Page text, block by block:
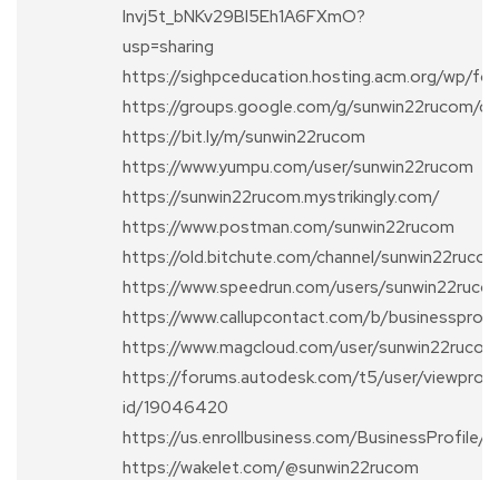
lnvj5t_bNKv29BI5Eh1A6FXmO?
usp=sharing
https://sighpceducation.hosting.acm.org/wp/
https://groups.google.com/g/sunwin22rucom/c/
https://bit.ly/m/sunwin22rucom
https://www.yumpu.com/user/sunwin22rucom
https://sunwin22rucom.mystrikingly.com/
https://www.postman.com/sunwin22rucom
https://old.bitchute.com/channel/
https://www.speedrun.com/users/
https://www.callupcontact.com/b/
https://www.magcloud.com/user/sunwin22rucom
https://forums.autodesk.com/t5/user/
id/19046420
https://us.enrollbusiness.com/BusinessProfile/
https://wakelet.com/@sunwin22rucom